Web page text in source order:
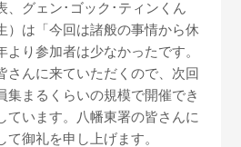
、グェン･ゴック･ティンくん
）は「今回は諸般の事情から休
より参加者は少なかったです。
さんに来ていただくので、次回
集まるくらいの規模で開催でき
ています。八幡東署の皆さんに
御礼を申し上げます。